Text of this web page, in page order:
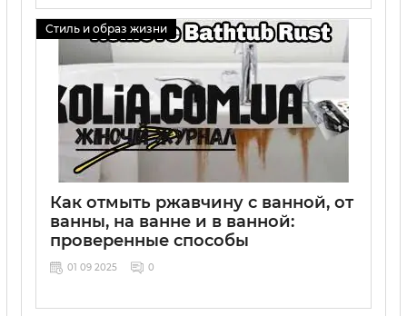
Стиль и образ жизни
Как отмыть ржавчину с ванной, от
ванны, на ванне и в ванной:
проверенные способы
01 09 2025 0